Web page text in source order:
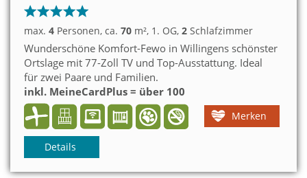
max. 4 Personen, ca. 70 m², 1. OG, 2 Schlafzimmer
Wunderschöne Komfort-Fewo in Willingens schönster
Ortslage mit 77-Zoll TV und Top-Ausstattung. Ideal
für zwei Paare und Familien.
inkl. MeineCardPlus = über 100
Freizeitattraktionen kostenlos!
Merken
Details